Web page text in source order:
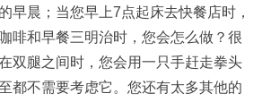
早晨；当您早上7点起床去快餐店时，
啡和早餐三明治时，您会怎么做？很
双腿之间时，您会用一只手赶走拳头
都不需要考虑它。您还有太多其他的